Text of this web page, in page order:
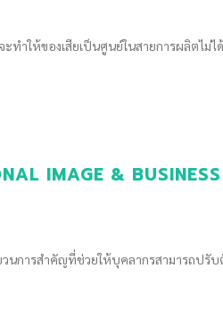
ำให้ของเสียเป็นศูนย์ในสายการผลิตไม่ไ
IMAGE & BUSINESS
นการสำคัญที่ช่วยให้บุคลากรสามารถปรับ